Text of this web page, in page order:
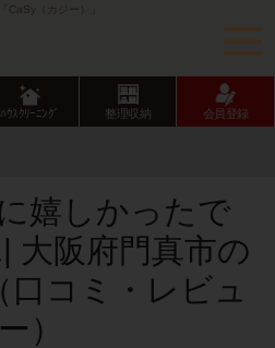
CaSy（カジー）」
ﾊｳｽｸﾘｰﾆﾝｸﾞ 整理収納 会員登録
嬉しかったで
大阪府門真市の
コミ・レビュ
ー）